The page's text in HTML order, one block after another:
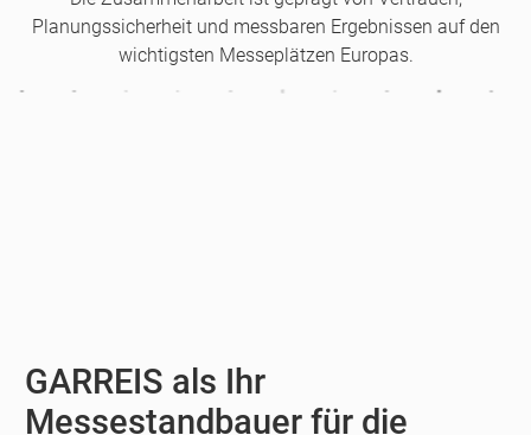
Planungssicherheit und messbaren Ergebnissen auf den
wichtigsten Messeplätzen Europas.
GARREIS als Ihr
Messestandbauer für die